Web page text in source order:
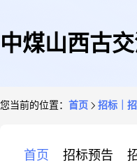
中煤山西古
您当前的位置： 首页 招标｜
首页 招标预告